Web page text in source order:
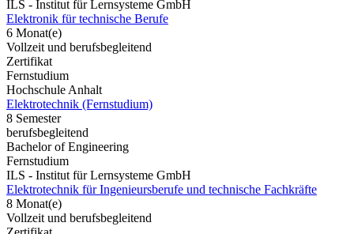
ILS - Institut für Lernsysteme GmbH
Elektronik für technische Berufe
6 Monat(e)
Vollzeit und berufsbegleitend
Zertifikat
Fernstudium
Hochschule Anhalt
Elektrotechnik (Fernstudium)
8 Semester
berufsbegleitend
Bachelor of Engineering
Fernstudium
ILS - Institut für Lernsysteme GmbH
Elektrotechnik für Ingenieursberufe und technische Fachkräfte
8 Monat(e)
Vollzeit und berufsbegleitend